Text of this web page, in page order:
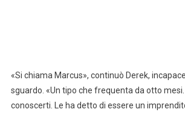
«Si chiama Marcus», continuò Derek,
sguardo. «Un tipo che frequenta da otto
conoscerti. Le ha detto di essere un